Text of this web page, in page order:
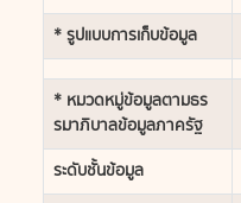
* รูปแบบการเก็บข้อมูล
* หมวดหมู่ข้อมูลตามธร
รมาภิบาลข้อมูลภาครัฐ
ระดับชั้นข้อมูล